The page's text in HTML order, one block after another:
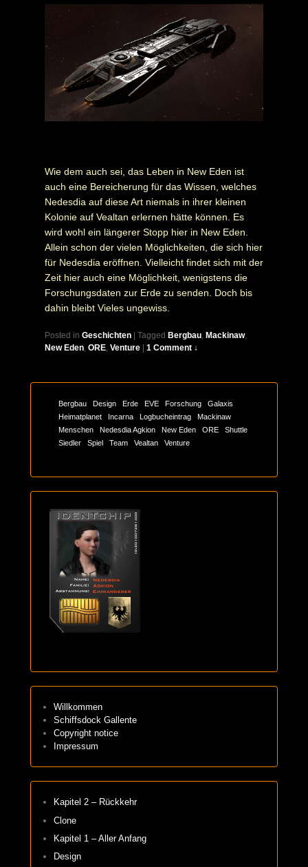
Wie dem auch sei, das Leben in New Eden ist
auch eine Bereicherung für das Wissen, welches
Nedesdia auf diese Art niemals in ihrer kleinen
Kolonie auf Vealtan erlernen hätte können. Es
wird wohl ein längerer Stopp hier in New Eden.
Allein schon der vielen Möglichkeiten, die sich hier
für Nedesdia eröffnen. Vielleicht findet sich mit der
Zeit hier auch eine Möglichkeit, wenigstens die
Forschungsdaten zur Erde zu senden. Doch bis
dahin bleibt Vieles ungewiss.
Posted in Geschichten | Tagged Bergbau Mackinaw,
New Eden ORE Venture | 1 Comment ↓
Bergbau Design Erde EVE Forschung
Galaxis
Heimatplanet
Incarna Logbucheintrag
Mackinaw
Menschen
Nedesdia Agkion New Eden ORE
Shuttle
Siedler
Spiel Team Vealtan Venture
Willkommen
Schiffsdock Gallente
Copyright notice
Impressum
Kapitel 2 – Rückkehr
Clone
Kapitel 1 – Aller Anfang
Design